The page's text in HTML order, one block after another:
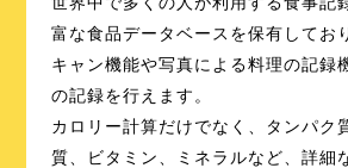
富な食品データベースを保有してお
キャン機能や写真による料理の記録
の記録を行えます。
カロリー計算だけでなく、タンパク
質、ビタミン、ミネラルなど、詳細